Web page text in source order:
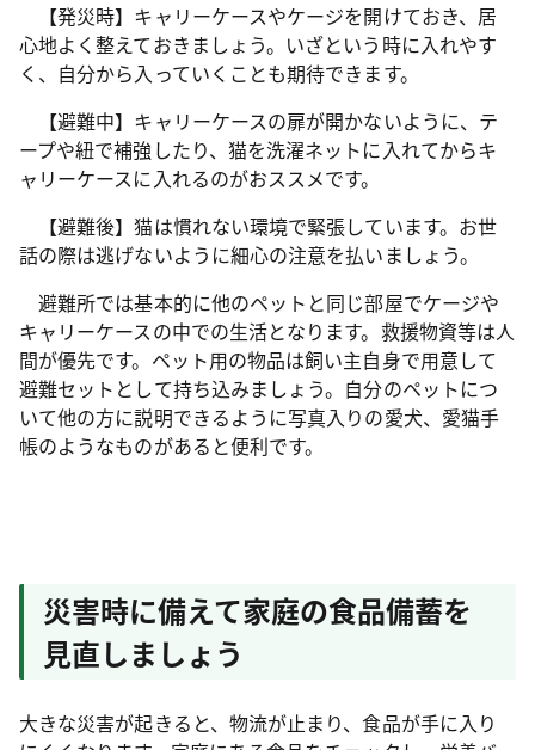
【発災時】キャリーケースやケージを開けておき、居
心地よく整えておきましょう。いざという時に入れやす
く、自分から入っていくことも期待できます。
【避難中】キャリーケースの扉が開かないように、テ
ープや紐で補強したり、猫を洗濯ネットに入れてからキ
ャリーケースに入れるのがおススメです。
【避難後】猫は慣れない環境で緊張しています。お世
話の際は逃げないように細心の注意を払いましょう。
避難所では基本的に他のペットと同じ部屋でケージや
キャリーケースの中での生活となります。救援物資等は人
間が優先です。ペット用の物品は飼い主自身で用意して
避難セットとして持ち込みましょう。自分のペットにつ
いて他の方に説明できるように写真入りの愛犬、愛猫手
帳のようなものがあると便利です。
災害時に備えて家庭の食品備蓄を
見直しましょう
大きな災害が起きると、物流が止まり、食品が手に入り